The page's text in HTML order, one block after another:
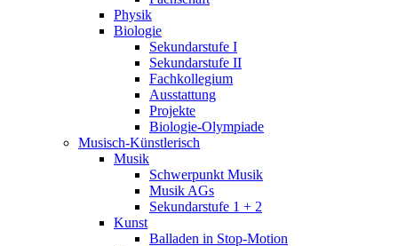
Physik
Biologie
Sekundarstufe I
Sekundarstufe II
Fachkollegium
Ausstattung
Projekte
Biologie-Olympiade
Musisch-Künstlerisch
Musik
Schwerpunkt Musik
Musik AGs
Sekundarstufe 1 + 2
Kunst
Balladen in Stop-Motion